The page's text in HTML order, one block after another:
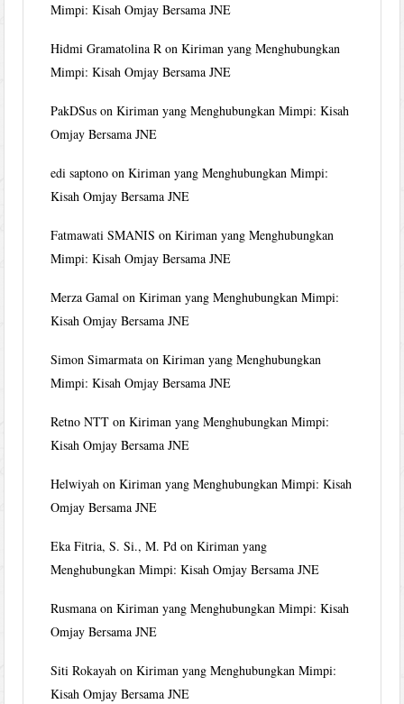
Mimpi: Kisah Omjay Bersama JNE
Hidmi Gramatolina R onKiriman yang Menghubungkan
Mimpi: Kisah Omjay Bersama JNE
PakDSus onKiriman yang Menghubungkan Mimpi: Kisah
Omjay Bersama JNE
edi saptono onKiriman yang Menghubungkan Mimpi:
Kisah Omjay Bersama JNE
Fatmawati SMANIS onKiriman yang Menghubungkan
Mimpi: Kisah Omjay Bersama JNE
Merza Gamal onKiriman yang Menghubungkan Mimpi:
Kisah Omjay Bersama JNE
Simon Simarmata onKiriman yang Menghubungkan
Mimpi: Kisah Omjay Bersama JNE
Retno NTT onKiriman yang Menghubungkan Mimpi:
Kisah Omjay Bersama JNE
Helwiyah onKiriman yang Menghubungkan Mimpi: Kisah
Omjay Bersama JNE
Eka Fitria, S. Si., M. Pd onKiriman yang
Menghubungkan Mimpi: Kisah Omjay Bersama JNE
Rusmana onKiriman yang Menghubungkan Mimpi: Kisah
Omjay Bersama JNE
Siti Rokayah onKiriman yang Menghubungkan Mimpi:
Kisah Omjay Bersama JNE